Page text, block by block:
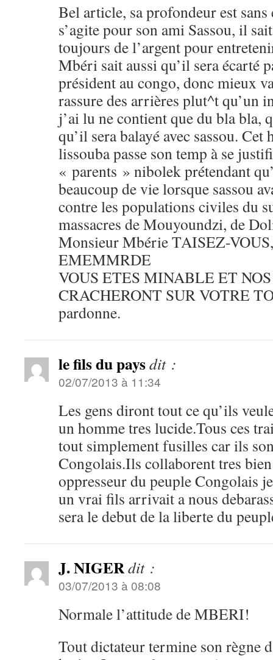
Bel article, sa profondeur est
s’agite pour son ami Sassou, il
toujours de l’argent pour
Mbéri sait aussi qu’il sera écarté
président au congo, donc mieux
rassure des arrières plut^t qu’un
j’ai lu ne contient que du bla bla,
qu’il sera balayé avec sassou.
lissouba passe son temp à se
« parents » nibolek prétendant
beaucoup de vie lorsque sassou
contre les populations civiles du
massacres de Mouyoundzi, de
Monsieur Mbérie TAISEZ-
EMEMMRDE
VOUS ETES MINABLE ET
CRACHERONT SUR VOTRE
pardonne.
le fils du paysdit :
02/07/2013 à 11:34
Les gens diront tout ce qu’ils
un homme tres lucide.Tous ces
tout simplement fusilles car ils
Congolais.Ils collaborent tres
oppresseur du peuple Congolais
un vrai fils arrivait a nous
sera le debut de la liberte du
J. NIGERdit :
03/07/2013 à 08:08
Normale l’attitude de MBERI!
Tout dictateur termine son règne